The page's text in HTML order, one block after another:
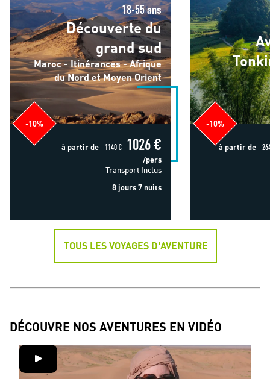
18-55 ans
Découverte du
grand sud
Maroc - Itinérances - Afrique
du Nord et Moyen Orient
-10%
à partir de 1140 € 1026 €
/pers
Transport Inclus
8 jours 7 nuits
-10%
à partir de
TOUS LES VOYAGES D'AVENTURE
DÉCOUVRE NOS AVENTURES EN VIDÉO